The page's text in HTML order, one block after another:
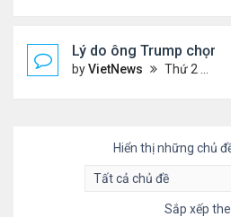
Lý do ông Trump chọn
byVietNews Thứ 2 Tháng 5 12, 2025 4:00 pm
Hiển thị những chủ
Sắp xếp